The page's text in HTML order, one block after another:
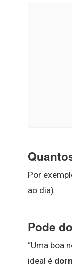
Por
ao dia).
Pode
“Uma boa
ideal é